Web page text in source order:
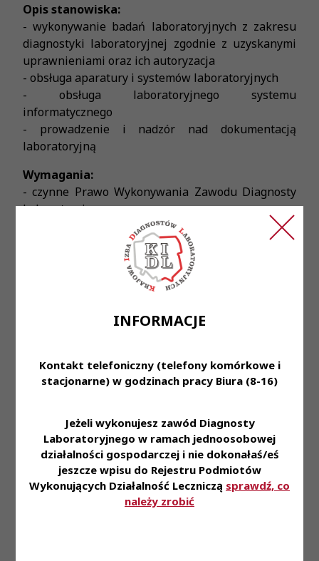
INFORMACJE
Kontakt telefoniczny (telefony komórkowe i
stacjonarne) w godzinach pracy Biura (8-16)
Jeżeli wykonujesz zawód Diagnosty
Laboratoryjnego w ramach jednoosobowej
działalności gospodarczej i nie dokonałaś/eś
jeszcze wpisu do Rejestru Podmiotów
Wykonujących Działalność Leczniczą sprawdź, co
należy zrobić
Opis stanowiska:
- wykonywanie badań laboratoryjnych z zakresu
diagnostyki laboratoryjnej zgodnie z uzyskanymi
uprawnieniami oraz ich autoryzacja
- obsługa aparatury i systemów laboratoryjnych
- obsługa laboratoryjnego systemu
informatycznego
- prowadzenie i nadzór nad dokumentacją
laboratoryjną
Wymagania:
- czynne Prawo Wykonywania Zawodu Diagnosty
Laboratoryjnego
- rozwinięte umiejętności manualne w pracy
- dobra organizacja pracy
- umiejętność pracy w zespole
- zaangażowanie, dokładność i sumienność w
pracę
- zniżki na nasze usługi dla naszych Pracowników i
- dofinansowanie do ubezpieczenia na życie oraz
karty Multisport
- możliwość korzystania z prywatnej opieki
medycznej
- pracę w nowoczesnym laboratorium pozwalającą
na zapoznanie się i stosowanie najnowszej